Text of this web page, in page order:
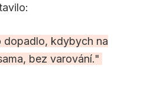
dopadlo, kdybych na
bez varování."